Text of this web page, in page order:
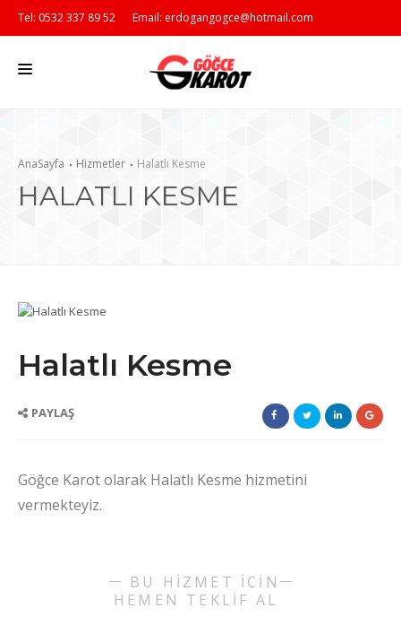
Tel: 0532 337 89 52 Email: erdogangogce@hotmail.com
HAKKIMIZDA
HİZMETLERİMİZ
İLETİŞİM
AnaSayfa Hizmetler Halatlı Kesme
HALATLI KESME
Halatlı Kesme
PAYLAŞ
Göğce Karot olarak Halatlı Kesme hizmetini
vermekteyiz.
BU HİZMET İÇİN
HEMEN TEKLİF AL